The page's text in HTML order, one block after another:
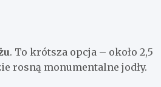
. To krótsza opcja – około 2,5
rosną monumentalne jodły.